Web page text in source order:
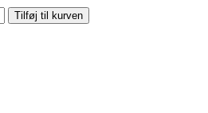
Tilføj til kurven